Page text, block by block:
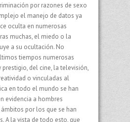
por razones de sexo
el manejo de datos ya
oculta en numerosas
muchas, el miedo o la
a su ocultación. No
tiempos numerosas
prestigio, del cine, la televisión,
o vinculadas al
en todo el mundo se han
evidencia a hombres
por los que se han
A la vista de todo esto, que